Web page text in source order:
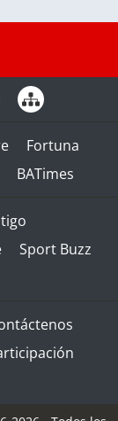
Fortuna
BATimes
Sport Buzz